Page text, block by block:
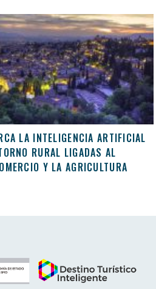
LA INTELIGENCIA ARTIFICIAL
RURAL LIGADAS AL
Y LA AGRICULTURA